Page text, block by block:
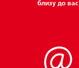
близу до вас